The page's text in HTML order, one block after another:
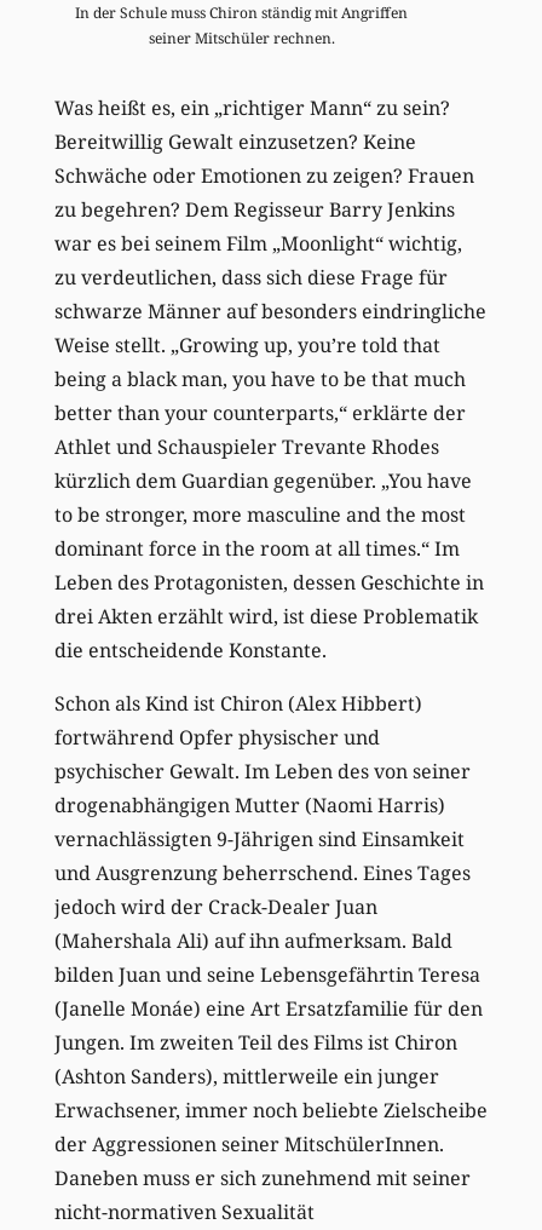
In der Schule muss Chiron ständig mit Angriffen
seiner Mitschüler rechnen.
Was heißt es, ein „richtiger Mann“ zu sein?
Bereitwillig Gewalt einzusetzen? Keine
Schwäche oder Emotionen zu zeigen? Frauen
zu begehren? Dem Regisseur Barry Jenkins
war es bei seinem Film „Moonlight“ wichtig,
zu verdeutlichen, dass sich diese Frage für
schwarze Männer auf besonders eindringliche
Weise stellt. „Growing up, you’re told that
being a black man, you have to be that much
better than your counterparts,“ erklärte der
Athlet und Schauspieler Trevante Rhodes
kürzlich dem Guardian gegenüber. „You have
to be stronger, more masculine and the most
dominant force in the room at all times.“ Im
Leben des Protagonisten, dessen Geschichte in
drei Akten erzählt wird, ist diese Problematik
die entscheidende Konstante.
Schon als Kind ist Chiron (Alex Hibbert)
fortwährend Opfer physischer und
psychischer Gewalt. Im Leben des von seiner
drogenabhängigen Mutter (Naomi Harris)
vernachlässigten 9-Jährigen sind Einsamkeit
und Ausgrenzung beherrschend. Eines Tages
jedoch wird der Crack-Dealer Juan
(Mahershala Ali) auf ihn aufmerksam. Bald
bilden Juan und seine Lebensgefährtin Teresa
(Janelle Monáe) eine Art Ersatzfamilie für den
Jungen. Im zweiten Teil des Films ist Chiron
(Ashton Sanders), mittlerweile ein junger
Erwachsener, immer noch beliebte Zielscheibe
der Aggressionen seiner MitschülerInnen.
Daneben muss er sich zunehmend mit seiner
nicht-normativen Sexualität